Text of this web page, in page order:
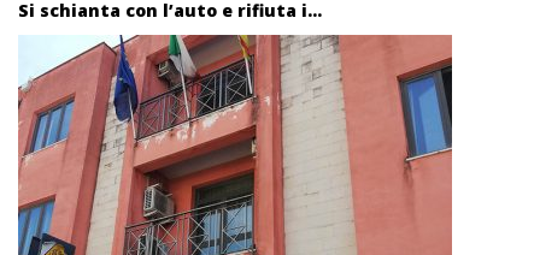
Si schianta con l’auto e rifiuta i...